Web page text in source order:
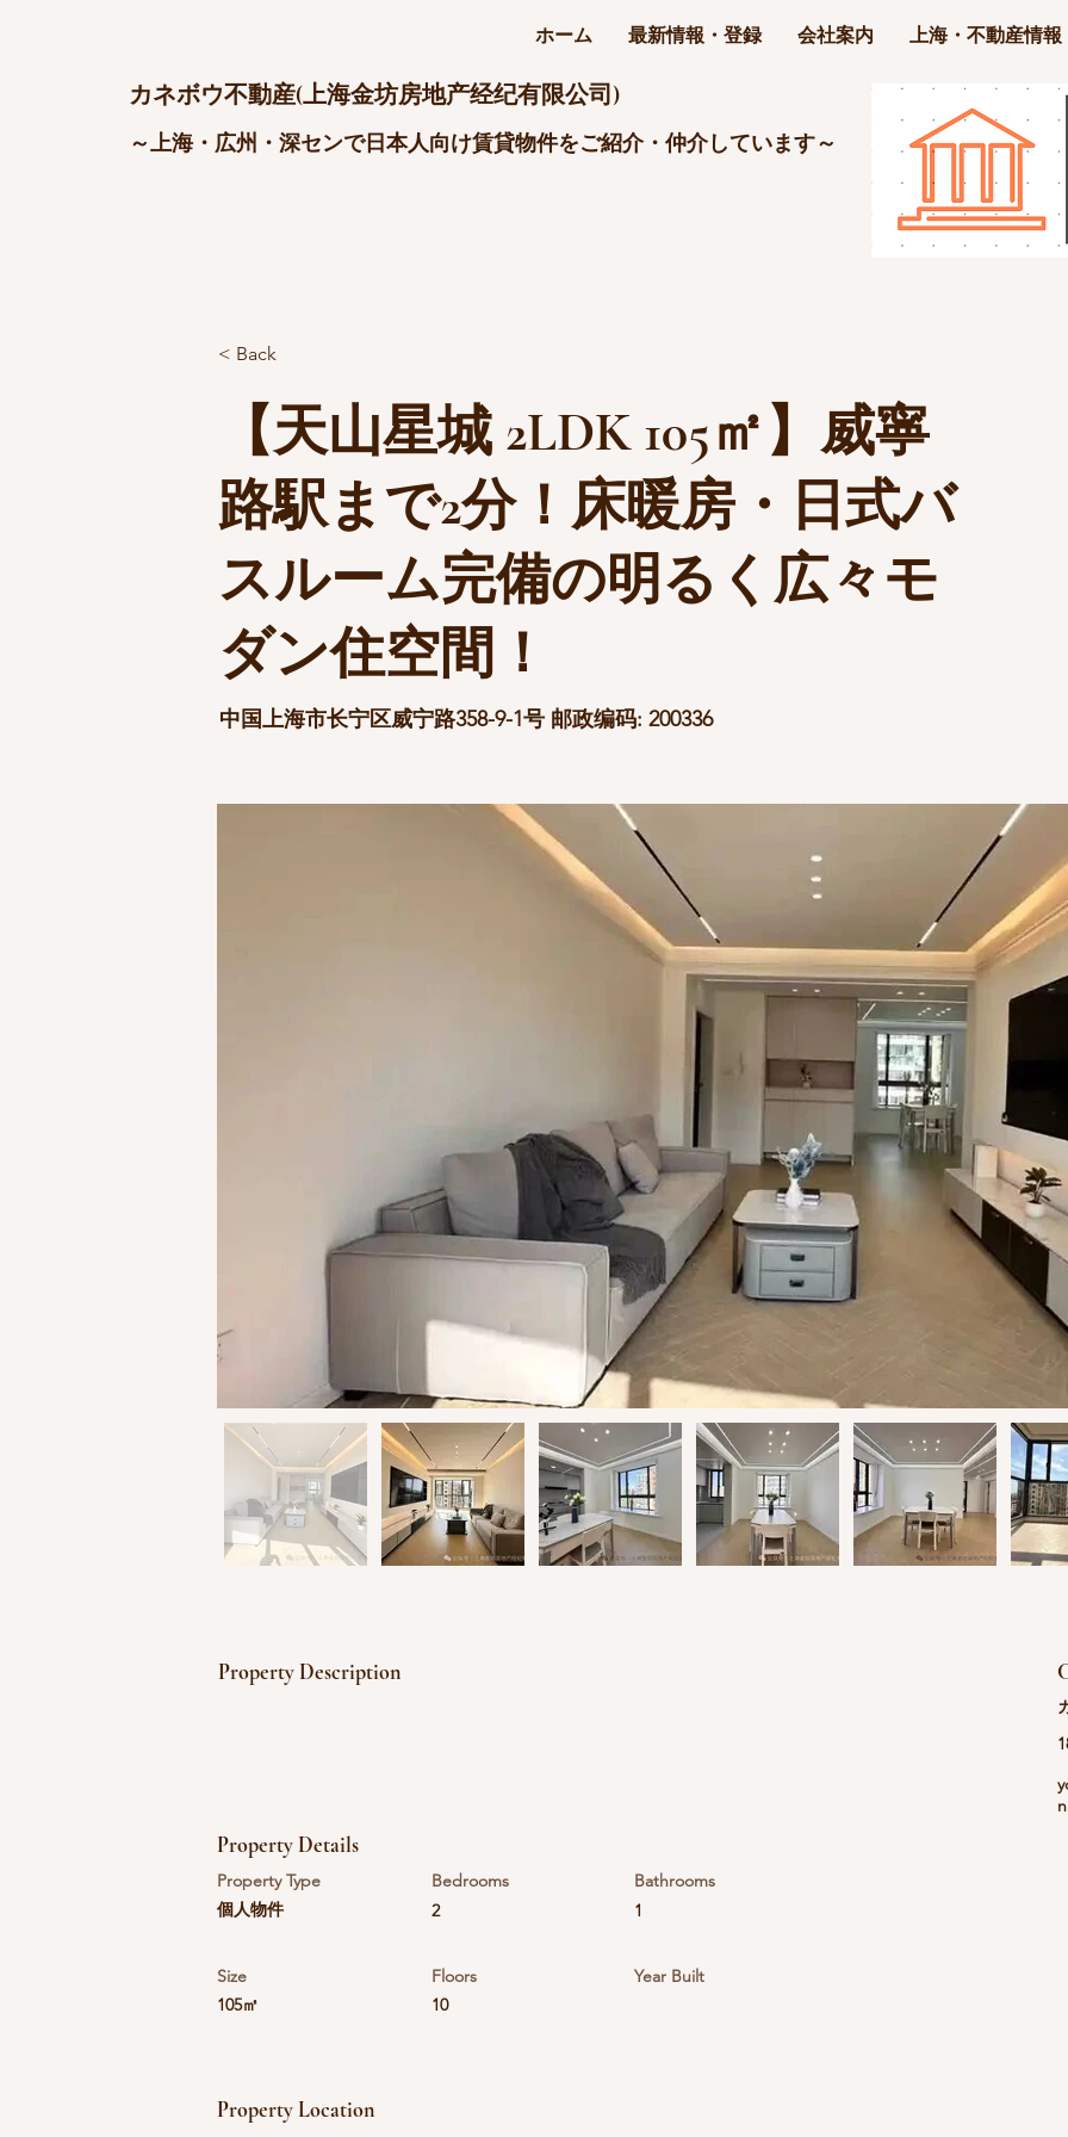
カネボウ不動産(上海金坊房地产经纪有限公司)
～上海・広州・深センで日本人向け賃貸物件をご紹介・仲介しています～
ホーム 最新情報・登録 会社案内 上海・不動産情報
< Back
【天山星城 2LDK 105㎡】威寧
路駅まで2分！床暖房・日式バ
スルーム完備の明るく広々モ
ダン住空間！
中国上海市长宁区威宁路358-9-1号 邮政编码: 200336
Property Description
n
Property Details
Property Type
個人物件
Bedrooms
2
Bathrooms
1
Size
105㎡
Floors
10
Year Built
Property Location